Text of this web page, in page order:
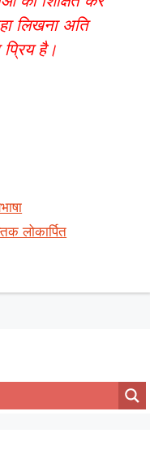
लिखना अति
प्रिय है।
लोकार्पित